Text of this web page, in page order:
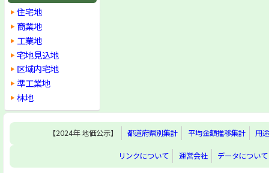
住宅地
商業地
工業地
宅地見込地
区域内宅地
準工業地
林地
【2024年 地価公示】 都道府県別集計 平均金額推移集計 用
リンクについて 運営会社 データについて